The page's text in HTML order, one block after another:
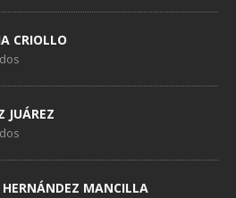
CRIOLLO
JUÁREZ
HERNÁNDEZ MANCILLA